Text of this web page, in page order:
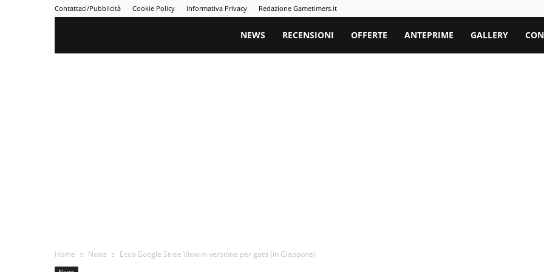
Contattaci/Pubblicità Cookie Policy Informativa Privacy Redazione Gametimers.it
Gametimers
NEWS RECENSIONI OFFERTE ANTEPRIME GALLERY
Home News Ecco Google Stree View in versione per gatti (in Giappone)